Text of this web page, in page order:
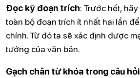
Đọc kỹ đoạn trích: Trước hết,
toàn bộ đoạn trích ít nhất hai lần
chính. Từ đó ta sẽ xác định được
tưởng của văn bản.
Gạch chân từ khóa trong câu hỏi